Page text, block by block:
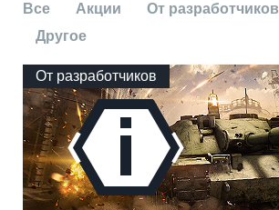
Все Акции От разработчиков
Другое
От разработчиков